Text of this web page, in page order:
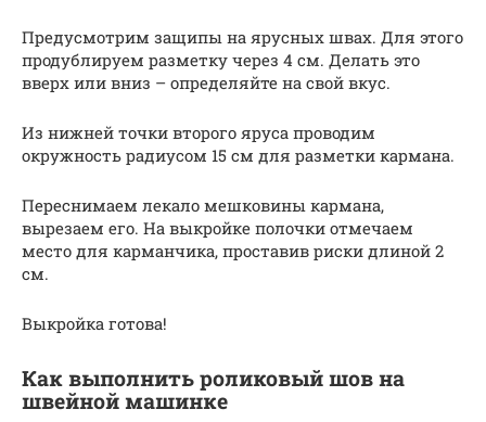
Предусмотрим защипы на ярусных швах. Для этого
продублируем разметку через 4 см. Делать это
вверх или вниз – определяйте на свой вкус.
Из нижней точки второго яруса проводим
окружность радиусом 15 см для разметки кармана.
Переснимаем лекало мешковины кармана,
вырезаем его. На выкройке полочки отмечаем
место для карманчика, проставив риски длиной 2
см.
Выкройка готова!
Как выполнить роликовый шов на
швейной машинке